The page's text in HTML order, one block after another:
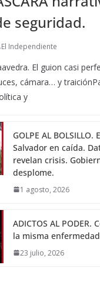
seguridad.
El Independiente
El guion casi
cámara… y
y
GOLPE AL BOLSILLO.
Salvador en caída.
revelan crisis.
desplome.
1 agosto, 2026
ADICTOS AL PODER.
la misma
23 julio, 2026